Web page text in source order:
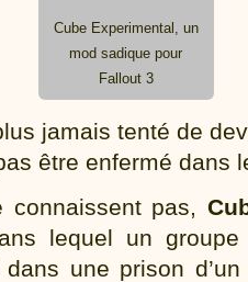
Cube Experimental, un
mod sadique pour
Fallout 3
jamais tenté de
être enfermé dans
pas,
lequel un
dans une prison